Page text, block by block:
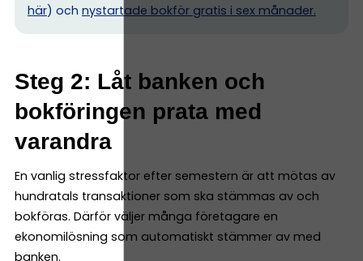
här) och nystartade bokför gratis i sex månader.
Steg 2: Låt banken och
bokföringen prata med
varandra
En vanlig stressfaktor efter semestern är att mötas av
hundratals transaktioner som ska stämmas av och
bokföras. Därför väljer många företagare en
ekonomilösning som automatiskt stämmer av med
banken.